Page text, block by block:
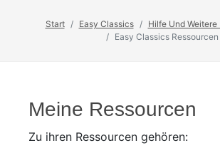
Start Easy Classics
Hilfe Und
Easy Classics Ressourcen
Meine Ressourcen
Zu ihren Ressourcen gehören: